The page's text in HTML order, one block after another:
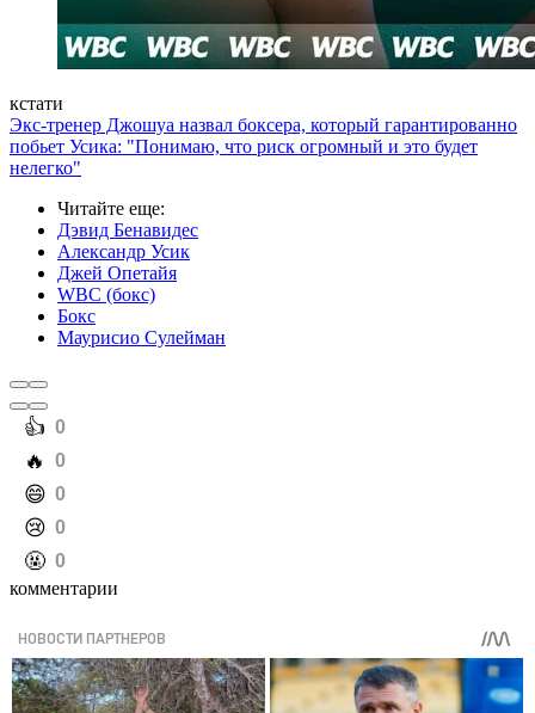
кстати
Экс-тренер Джошуа назвал боксера, который гарантированно
побьет Усика: "Понимаю, что риск огромный и это будет
нелегко"
Читайте еще:
Дэвид Бенавидес
Александр Усик
Джей Опетайя
WBC (бокс)
Бокс
Маурисио Сулейман
️👍 0
️🔥 0
️😄 0
️😢 0
️🤬 0
комментарии